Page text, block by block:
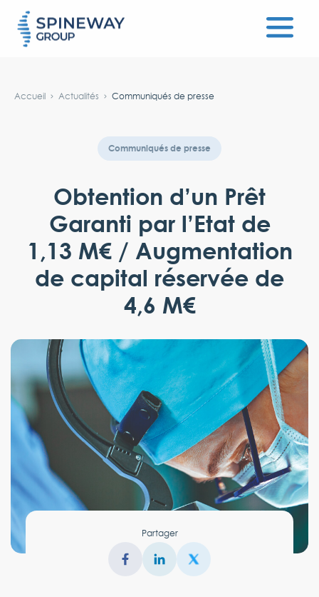
Accueil Actualités Communiqués de presse
Communiqués de presse
Obtention d’un Prêt
Garanti par l’Etat de
1,13 M€ / Augmentation
de capital réservée de
4,6 M€
Partager